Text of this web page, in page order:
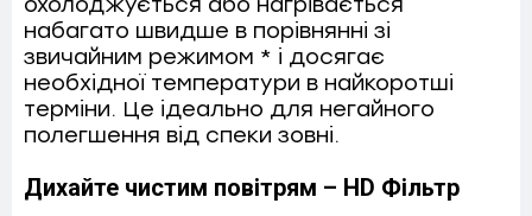
набагато швидше в порівнянні зі
звичайним режимом * і досягає
необхідної температури в найкоротші
терміни. Це ідеально для негайного
полегшення від спеки зовні.
Дихайте чистим повітрям – HD Фільтр